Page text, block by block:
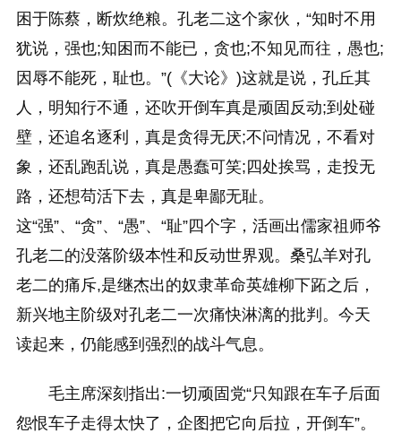
困于陈蔡，断炊绝粮。孔老二这个家伙，“知时不用
犹说，强也;知困而不能已，贪也;不知见而往，愚也;
因辱不能死，耻也。”(《大论》)这就是说，孔丘其
人，明知行不通，还吹开倒车真是顽固反动;到处碰
壁，还追名逐利，真是贪得无厌;不问情况，不看对
象，还乱跑乱说，真是愚蠢可笑;四处挨骂，走投无
路，还想苟活下去，真是卑鄙无耻。
这“强”、“贪”、“愚”、“耻”四个字，活画出儒家祖师爷
孔老二的没落阶级本性和反动世界观。桑弘羊对孔
老二的痛斥,是继杰出的奴隶革命英雄柳下跖之后，
新兴地主阶级对孔老二一次痛快淋漓的批判。今天
读起来，仍能感到强烈的战斗气息。
毛主席深刻指出:一切顽固党“只知跟在车子后面
怨恨车子走得太快了，企图把它向后拉，开倒车”。